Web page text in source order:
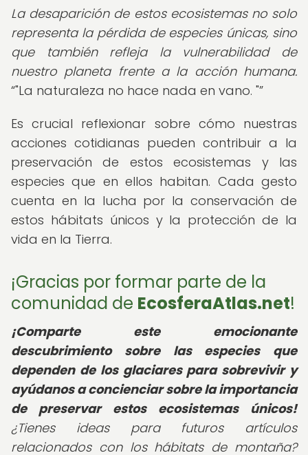
La desaparición de estos ecosistemas no solo
representa la pérdida de especies únicas, sino
que también refleja la vulnerabilidad de
nuestro planeta frente a la acción humana.
"La naturaleza no hace nada en vano. "
Es crucial reflexionar sobre cómo nuestras
acciones cotidianas pueden contribuir a la
preservación de estos ecosistemas y las
especies que en ellos habitan. Cada gesto
cuenta en la lucha por la conservación de
estos hábitats únicos y la protección de la
vida en la Tierra.
¡Gracias por formar parte de la
comunidad de EcosferaAtlas.net!
¡Comparte este emocionante
descubrimiento sobre las especies que
dependen de los glaciares para sobrevivir y
ayúdanos a concienciar sobre la importancia
de preservar estos ecosistemas únicos!
¿Tienes ideas para futuros artículos
relacionados con los hábitats de montaña?